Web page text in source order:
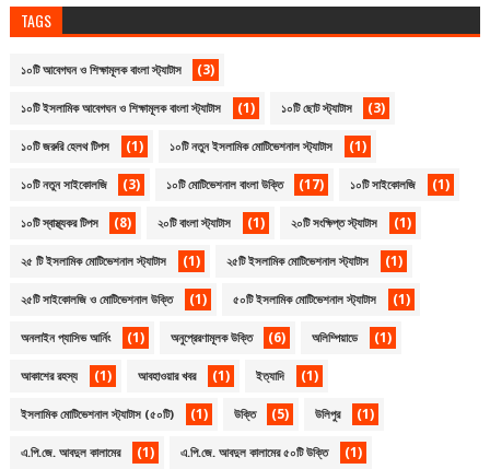
TAGS
১০টি আবেগঘন ও শিক্ষামূলক বাংলা স্ট্যাটাস (3)
১০টি ইসলামিক আবেগঘন ও শিক্ষামূলক বাংলা স্ট্যাটাস (1) ১০টি ছোট স্ট্যাটাস (3)
১০টি জরুরি হেলথ টিপস (1) ১০টি নতুন ইসলামিক মোটিভেশনাল স্ট্যাটাস (1)
১০টি নতুন সাইকোলজি (3) ১০টি মোটিভেশনাল বাংলা উক্তি (17) ১০টি সাইকোলজি (1)
১০টি স্বাস্থ্যকর টিপস (8) ২০টি বাংলা স্ট্যাটাস (1) ২০টি সংক্ষিপ্ত স্ট্যাটাস (1)
২৫ টি ইসলামিক মোটিভেশনাল স্ট্যাটাস (1) ২৫টি ইসলামিক মোটিভেশনাল স্ট্যাটাস (1)
২৫টি সাইকোলজি ও মোটিভেশনাল উক্তি (1) ৫০টি ইসলামিক মোটিভেশনাল স্ট্যাটাস (1)
অনলাইন প্যাসিভ আর্নিং (1) অনুপ্রেরণামূলক উক্তি (6) অলিম্পিয়াডে (1)
আকাশের রহস্য (1) আবহাওয়ার খবর (1) ইত্যাদি (1)
ইসলামিক মোটিভেশনাল স্ট্যাটাস (৫০টি) (1) উক্তি (5) উলিপুর (1)
এ.পি.জে. আবদুল কালামের (1) এ.পি.জে. আবদুল কালামের ৫০টি উক্তি (1)